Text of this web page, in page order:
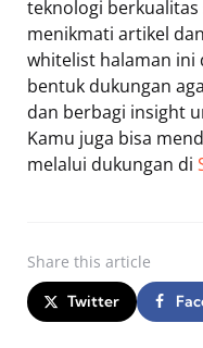
teknologi
menikmati artikel
whitelist halaman ini
bentuk dukungan
dan berbagi insight
Kamu juga bisa
melalui dukungan di
Share this article
Twitter